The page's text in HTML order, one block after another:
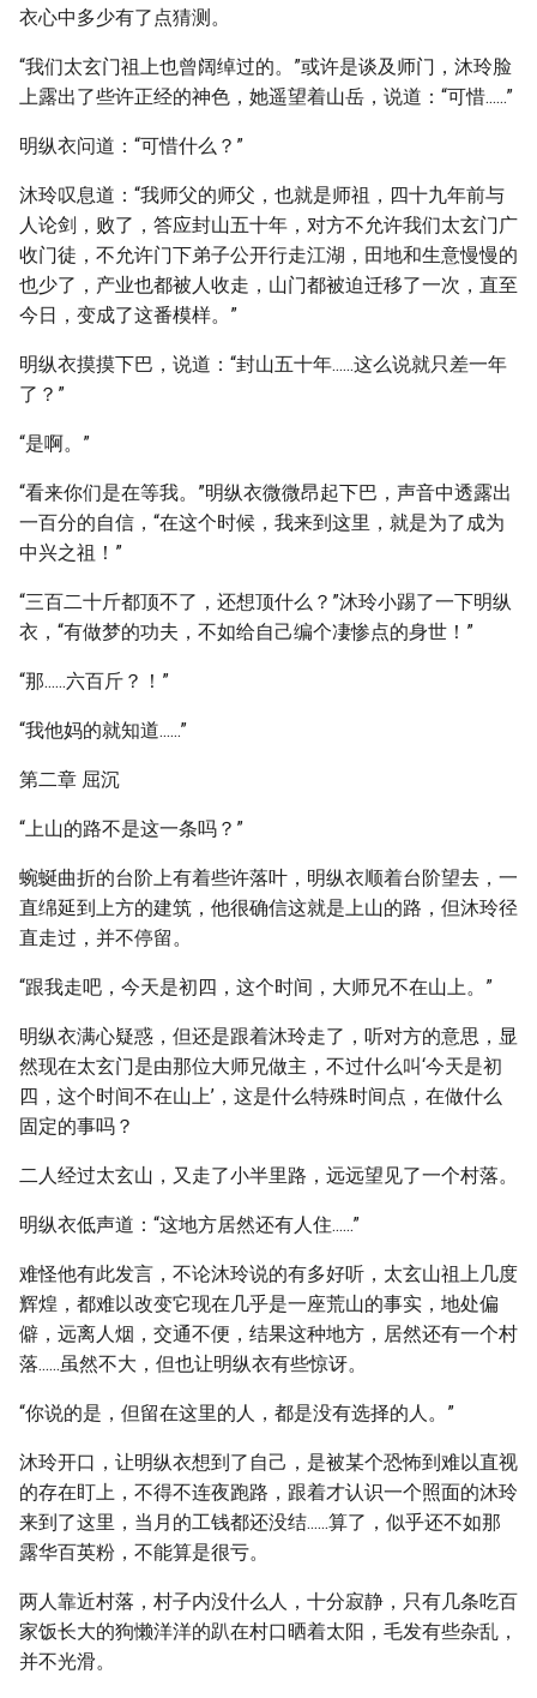
衣心中多少有了点猜测。
“我们太玄门祖上也曾阔绰过的。”或许是谈及师门，沐玲脸
上露出了些许正经的神色，她遥望着山岳，说道：“可惜......”
明纵衣问道：“可惜什么？”
沐玲叹息道：“我师父的师父，也就是师祖，四十九年前与
人论剑，败了，答应封山五十年，对方不允许我们太玄门广
收门徒，不允许门下弟子公开行走江湖，田地和生意慢慢的
也少了，产业也都被人收走，山门都被迫迁移了一次，直至
今日，变成了这番模样。”
明纵衣摸摸下巴，说道：“封山五十年......这么说就只差一年
了？”
“是啊。”
“看来你们是在等我。”明纵衣微微昂起下巴，声音中透露出
一百分的自信，“在这个时候，我来到这里，就是为了成为
中兴之祖！”
“三百二十斤都顶不了，还想顶什么？”沐玲小踢了一下明纵
衣，“有做梦的功夫，不如给自己编个凄惨点的身世！”
“那......六百斤？！”
“我他妈的就知道......”
第二章 屈沉
“上山的路不是这一条吗？”
蜿蜒曲折的台阶上有着些许落叶，明纵衣顺着台阶望去，一
直绵延到上方的建筑，他很确信这就是上山的路，但沐玲径
直走过，并不停留。
“跟我走吧，今天是初四，这个时间，大师兄不在山上。”
明纵衣满心疑惑，但还是跟着沐玲走了，听对方的意思，显
然现在太玄门是由那位大师兄做主，不过什么叫‘今天是初
四，这个时间不在山上’，这是什么特殊时间点，在做什么
固定的事吗？
二人经过太玄山，又走了小半里路，远远望见了一个村落。
明纵衣低声道：“这地方居然还有人住......”
难怪他有此发言，不论沐玲说的有多好听，太玄山祖上几度
辉煌，都难以改变它现在几乎是一座荒山的事实，地处偏
僻，远离人烟，交通不便，结果这种地方，居然还有一个村
落......虽然不大，但也让明纵衣有些惊讶。
“你说的是，但留在这里的人，都是没有选择的人。”
沐玲开口，让明纵衣想到了自己，是被某个恐怖到难以直视
的存在盯上，不得不连夜跑路，跟着才认识一个照面的沐玲
来到了这里，当月的工钱都还没结......算了，似乎还不如那
露华百英粉，不能算是很亏。
两人靠近村落，村子内没什么人，十分寂静，只有几条吃百
家饭长大的狗懒洋洋的趴在村口晒着太阳，毛发有些杂乱，
并不光滑。